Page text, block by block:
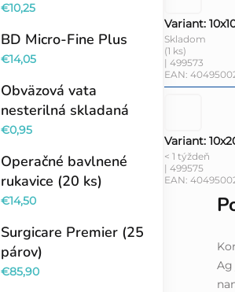
€10,25
BD Micro-Fine Plus
€14,05
Obväzová vata
nesterilná skladaná
€0,95
Operačné bavlnené
rukavice (20 ks)
€14,50
Surgicare Premier (25
párov)
€85,90
Variant:
Skladom
(1 ks)
| 499573
EAN:
Variant:
< 1 týždeň
| 499575
EAN:
Ag